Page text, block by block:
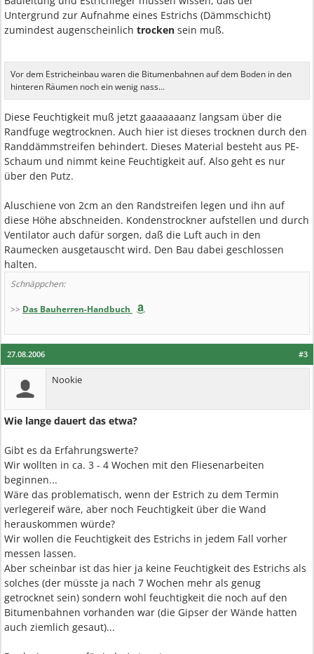
Untergrund zur Aufnahme eines Estrichs (Dämmschicht)
zumindest augenscheinlich trocken sein muß.
Vor dem Estricheinbau waren die Bitumenbahnen auf dem Boden in den
hinteren Räumen noch ein wenig nass...
Diese Feuchtigkeit muß jetzt gaaaaaaanz langsam über die
Randfuge wegtrocknen. Auch hier ist dieses trocknen durch den
Randdämmstreifen behindert. Dieses Material besteht aus PE-
Schaum und nimmt keine Feuchtigkeit auf. Also geht es nur
über den Putz.
Aluschiene von 2cm an den Randstreifen legen und ihn auf
diese Höhe abschneiden. Kondenstrockner aufstellen und durch
Ventilator auch dafür sorgen, daß die Luft auch in den
Raumecken ausgetauscht wird. Den Bau dabei geschlossen
halten.
Schnäppchen:
>> Das Bauherren-Handbuch
#3
27.08.2006
Nookie
Wie lange dauert das etwa?
Gibt es da Erfahrungswerte?
Wir wollten in ca. 3 - 4 Wochen mit den Fliesenarbeiten
beginnen...
Wäre das problematisch, wenn der Estrich zu dem Termin
verlegereif wäre, aber noch Feuchtigkeit über die Wand
herauskommen würde?
Wir wollen die Feuchtigkeit des Estrichs in jedem Fall vorher
messen lassen.
Aber scheinbar ist das hier ja keine Feuchtigkeit des Estrichs als
solches (der müsste ja nach 7 Wochen mehr als genug
getrocknet sein) sondern wohl feuchtigkeit die noch auf den
Bitumenbahnen vorhanden war (die Gipser der Wände hatten
auch ziemlich gesaut)...